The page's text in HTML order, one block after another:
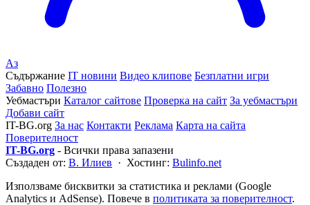
Аз
Съдържание IT новини Видео клипове Безплатни игри
Забавно Полезно
Уебмастъри Каталог сайтове Проверка на сайт За уебмастъри
Добави сайт
IT-BG.org За нас Контакти Реклама Карта на сайта
Поверителност
IT-BG.org - Всички права запазени
Създаден от: В. Илиев · Хостинг: Bulinfo.net
Използваме бисквитки за статистика и реклами (Google
Analytics и AdSense). Повече в политиката за поверителност.